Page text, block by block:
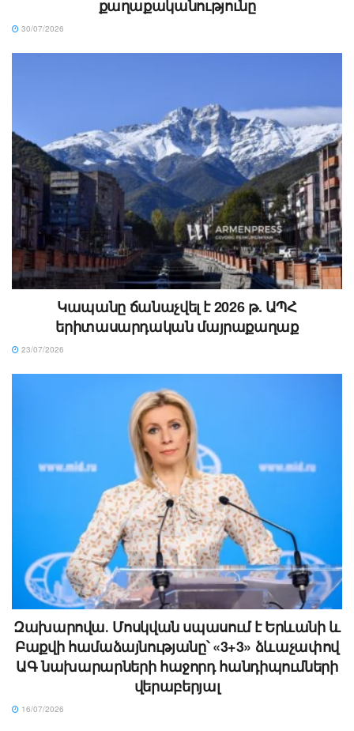
քաղաքականությունը
30/07/2026
Կապանը ճանաչվել է 2026 թ. ԱՊՀ
երիտասարդական մայրաքաղաք
23/07/2026
Զախարովա․ Մոսկվան սպասում է Երևանի և
Բաքվի համաձայնությանը՝ «3+3» ձևաչափով
ԱԳ նախարարների հաջորդ հանդիպումների
վերաբերյալ
16/07/2026